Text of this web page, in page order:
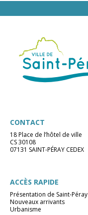
CONTACT
18 Place de l’hôtel de ville
CS 30108
07131 SAINT-PÉRAY CEDEX
ACCÈS RAPIDE
Présentation de Saint-Péray
Nouveaux arrivants
Urbanisme